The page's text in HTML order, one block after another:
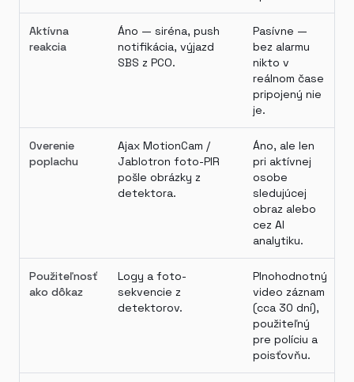
Aktívna
reakcia
Áno — siréna, push
notifikácia, výjazd
SBS z PCO.
Pasívne —
bez alarmu
nikto v
reálnom čase
pripojený nie
je.
Overenie
poplachu
Ajax MotionCam /
Jablotron foto-PIR
pošle obrázky z
detektora.
Áno, ale len
pri aktívnej
osobe
sledujúcej
obraz alebo
cez AI
analytiku.
Použiteľnosť
ako dôkaz
Logy a foto-
sekvencie z
detektorov.
Plnohodnotný
video záznam
(cca 30 dní),
použiteľný
pre políciu a
poisťovňu.